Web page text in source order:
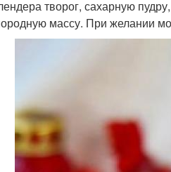
творог, сахарную
массу. При желании